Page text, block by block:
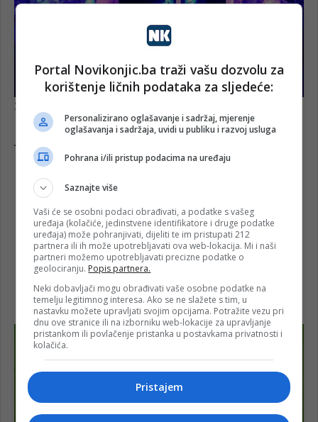
Portal Novikonjic.ba traži vašu dozvolu za
korištenje ličnih podataka za sljedeće:
Personalizirano oglašavanje i sadržaj, mjerenje
oglašavanja i sadržaja, uvidi u publiku i razvoj usluga
Pohrana i/ili pristup podacima na uređaju
Saznajte više
Vaši će se osobni podaci obrađivati, a podatke s vašeg
uređaja (kolačiće, jedinstvene identifikatore i druge podatke
uređaja) može pohranjivati, dijeliti te im pristupati 212
partnera ili ih može upotrebljavati ova web-lokacija. Mi i naši
partneri možemo upotrebljavati precizne podatke o
geolociranju. Popis partnera.
Neki dobavljači mogu obrađivati vaše osobne podatke na
temelju legitimnog interesa. Ako se ne slažete s tim, u
nastavku možete upravljati svojim opcijama. Potražite vezu pri
dnu ove stranice ili na izborniku web-lokacije za upravljanje
pristankom ili povlačenje pristanka u postavkama privatnosti i
kolačića.
Pristajem